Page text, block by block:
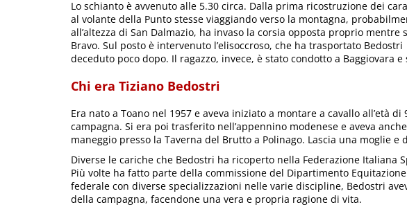
Lo schianto è avvenuto alle 5.30 circa. Dalla prima ricostruzione dei
al volante della Punto stesse viaggiando verso la montagna,
all’altezza di San Dalmazio, ha invaso la corsia opposta proprio mentre
Bravo. Sul posto è intervenuto l’elisoccroso, che ha trasportato
deceduto poco dopo. Il ragazzo, invece, è stato condotto a Baggiovara
Chi era Tiziano Bedostri
Era nato a Toano nel 1957 e aveva iniziato a montare a cavallo all’età
campagna. Si era poi trasferito nell’appennino modenese e aveva
maneggio presso la Taverna del Brutto a Polinago. Lascia una moglie e
Diverse le cariche che Bedostri ha ricoperto nella Federazione Italiana
Più volte ha fatto parte della commissione del Dipartimento
federale con diverse specializzazioni nelle varie discipline, Bedostri
della campagna, facendone una vera e propria ragione di vita.